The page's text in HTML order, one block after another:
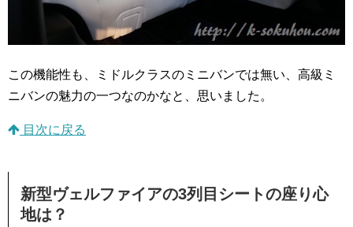
この機能性も、ミドルクラスのミニバンでは無い、高級ミ
ニバンの魅力の一つなのかなと、思いました。
目次に戻る
新型ヴェルファイアの3列目シートの座り心
地は？